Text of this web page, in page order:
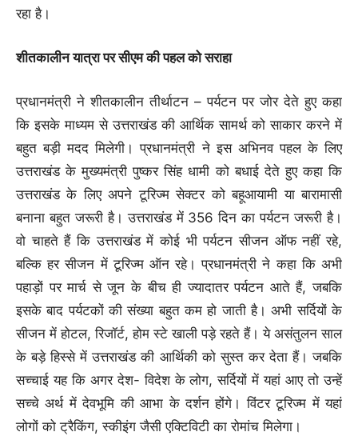
रहा है।
शीतकालीन यात्रा पर सीएम की पहल को सराहा
प्रधानमंत्री ने शीतकालीन तीर्थाटन – पर्यटन पर जोर देते हुए कहा
कि इसके माध्यम से उत्तराखंड की आर्थिक सामर्थ को साकार करने में
बहुत बड़ी मदद मिलेगी। प्रधानमंत्री ने इस अभिनव पहल के लिए
उत्तराखंड के मुख्यमंत्री पुष्कर सिंह धामी को बधाई देते हुए कहा कि
उत्तराखंड के लिए अपने टूरिज्म सेक्टर को बहूआयामी या बारामासी
बनाना बहुत जरूरी है। उत्तराखंड में 356 दिन का पर्यटन जरूरी है।
वो चाहते हैं कि उत्तराखंड में कोई भी पर्यटन सीजन ऑफ नहीं रहे,
बल्कि हर सीजन में टूरिज्म ऑन रहे। प्रधानमंत्री ने कहा कि अभी
पहाड़ों पर मार्च से जून के बीच ही ज्यादातर पर्यटन आते हैं, जबकि
इसके बाद पर्यटकों की संख्या बहुत कम हो जाती है। अभी सर्दियों के
सीजन में होटल, रिजॉर्ट, होम स्टे खाली पड़े रहते हैं। ये असंतुलन साल
के बड़े हिस्से में उत्तराखंड की आर्थिकी को सुस्त कर देता हैं। जबकि
सच्चाई यह कि अगर देश- विदेश के लोग, सर्दियों में यहां आए तो उन्हें
सच्चे अर्थ में देवभूमि की आभा के दर्शन होंगे। विंटर टूरिज्म में यहां
लोगों को ट्रैकिंग, स्कीइंग जैसी एक्टिविटी का रोमांच मिलेगा।